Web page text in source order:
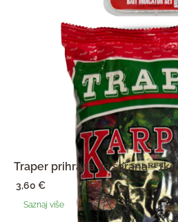
Traper prihrana za šarana - 1kg
3,60€
Saznaj više